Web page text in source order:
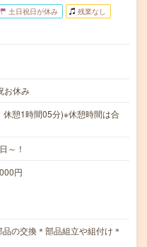
土日祝日が休み 残業なし
お休み
憩1時間05分)※休憩時間は合
～！
円
の交換＊部品組立や組付け＊